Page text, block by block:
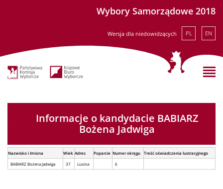
Wybory Samorządowe 2018
Wersja dla niedowidzących PL EN
Informacje o kandydacie BABIARZ
Bożena Jadwiga
Nazwisko i Imiona Wiek Adres Poparcie Numer okręgu
Treść oświadczenia lustracyjnego
BABIARZ Bożena Jadwiga
37 Lusina 6